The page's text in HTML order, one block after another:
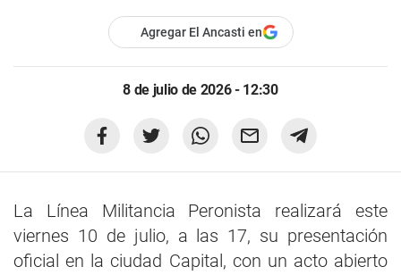
Agregar El Ancasti en
8 de julio de 2026 - 12:30
La Línea Militancia Peronista realizará este
viernes 10 de julio, a las 17, su presentación
oficial en la ciudad Capital, con un acto abierto